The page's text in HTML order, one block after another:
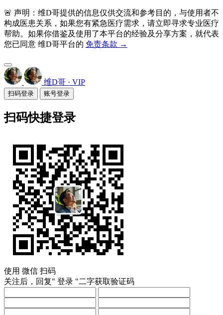
🚨 声明：维D哥提供的信息仅供交流和参考目的，与使用者不
构成医患关系，如果您有紧急医疗需求，请立即寻求专业医疗
帮助。如果你借鉴及使用了本平台的经验及分享方案，就代表
您已同意 维D哥平台的 免责条款 →
维D哥 · VIP
扫码登录 账号登录
扫码快捷登录
使用 微信 扫码
关注后，回复" 登录 "二字获取验证码